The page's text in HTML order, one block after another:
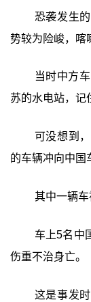
恐袭发生
势较为险峻，喀
当时中方
苏的水电站，记
可没想到
的车辆冲向中国
其中一辆车
车上5名中
伤重不治身亡。
这是事发